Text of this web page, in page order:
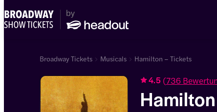
Broadway Tickets Musicals Hamilton – Tickets
4.5 (736
Hamilton